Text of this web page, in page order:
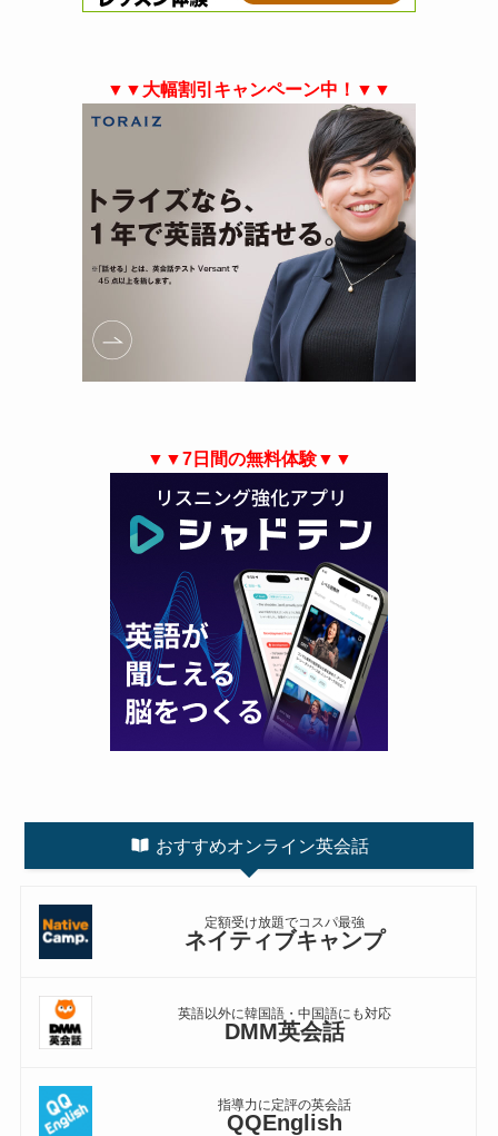
▼▼大幅割引キャンペーン中！▼▼
▼▼7日間の無料体験▼▼
おすすめオンライン英会話
定額受け放題でコスパ最強
ネイティブキャンプ
英語以外に韓国語・中国語にも対応
DMM英会話
指導力に定評の英会話
QQEnglish